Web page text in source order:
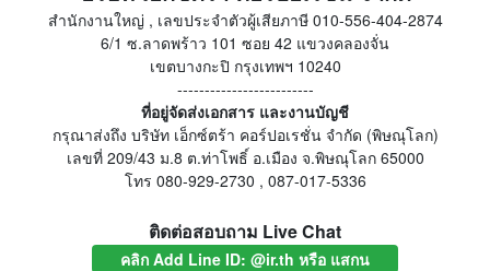
สำนักงานใหญ่ , เลขประจำตัวผู้เสียภาษี 010-556-404-2874
6/1 ซ.ลาดพร้าว 101 ซอย 42 แขวงคลองจั่น
เขตบางกะปิ กรุงเทพฯ 10240
-------------------------
ที่อยู่จัดส่งเอกสาร และงานบัญชี
กรุณาส่งถึง บริษัท เอ็กซ์ตร้า คอร์ปอเรชั่น จำกัด (พิษณุโลก)
เลขที่ 209/43 ม.8 ต.ท่าโพธิ์ อ.เมือง จ.พิษณุโลก 65000
โทร 080-929-2730 , 087-017-5336
ติดต่อสอบถาม Live Chat
คลิก Add Line ID: @ir.th หรือ แสกน